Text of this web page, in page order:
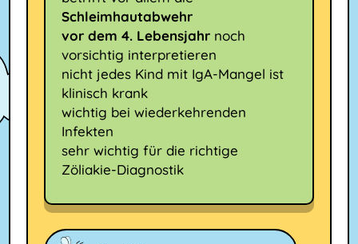
Schleimhautabwehr
vor dem 4. Lebensjahr noch
vorsichtig interpretieren
nicht jedes Kind mit IgA-Mangel ist
klinisch krank
wichtig bei wiederkehrenden
Infekten
sehr wichtig für die richtige
Zöliakie-Diagnostik